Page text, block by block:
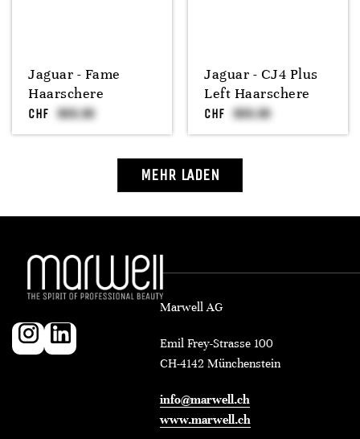
Jaguar - Fame
Haarschere
CHF
Jaguar - CJ4 Plus
Left Haarschere
CHF
MEHR LADEN
Marwell AG
Emil Frey-Strasse 100
CH-4142 Münchenstein
info@marwell.ch
www.marwell.ch